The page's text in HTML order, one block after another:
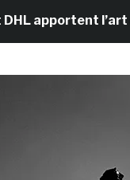
l’art dans